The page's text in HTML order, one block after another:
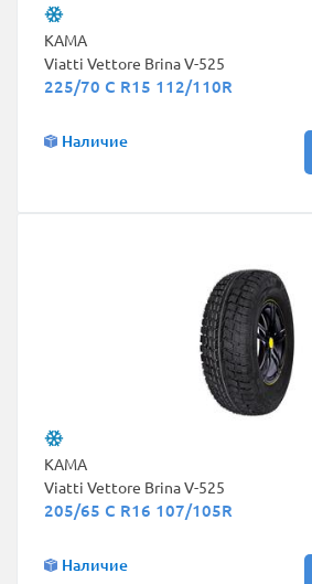
КАМА
Viatti Vettore Brina V-525
225/70 C R15 112/110R
Наличие
КАМА
Viatti Vettore Brina V-525
205/65 C R16 107/105R
Наличие